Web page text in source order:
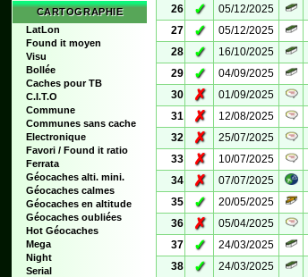
CARTOGRAPHIE
LatLon
Found it moyen
Visu
Bollée
Caches pour TB
C.I.T.O
Commune
Communes sans cache
Electronique
Favori / Found it ratio
Ferrata
Géocaches alti. mini.
Géocaches calmes
Géocaches en altitude
Géocaches oubliées
Hot Géocaches
Mega
Night
Serial
26
✓ 05/12/2025
27
✓ 05/12/2025
28
✓ 16/10/2025
29
✓ 04/09/2025
30
✗ 01/09/2025
31
✗ 12/08/2025
32
✗ 25/07/2025
33
✗ 10/07/2025
34
✗ 07/07/2025
35
✓ 20/05/2025
36
✗ 05/04/2025
37
✓ 24/03/2025
38
✓ 24/03/2025